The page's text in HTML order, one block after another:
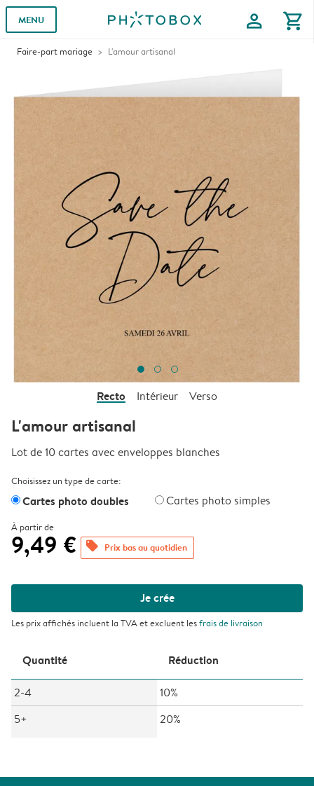
MENU profile shopping_cart
Faire-part mariage L'amour artisanal
Recto Intérieur Verso
L'amour artisanal
Lot de 10 cartes avec enveloppes blanches
Choisissez un type de carte:
Cartes photo doubles Cartes photo simples
À partir de
9,49 € offers Prix bas au quotidien
Je crée
Les prix affichés incluent la TVA et excluent lesfrais de livraison
Quantité Réduction
2-4
10%
5+
20%